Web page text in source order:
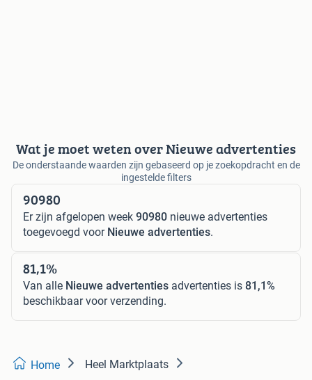
Wat je moet weten over Nieuwe advertenties
De onderstaande waarden zijn gebaseerd op je zoekopdracht en de
ingestelde filters
90980
Er zijn afgelopen week 90980 nieuwe advertenties
toegevoegd voor Nieuwe advertenties.
81,1%
Van alle Nieuwe advertenties advertenties is 81,1%
beschikbaar voor verzending.
Home Heel Marktplaats